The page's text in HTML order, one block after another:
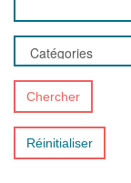
Chercher
Réinitialiser